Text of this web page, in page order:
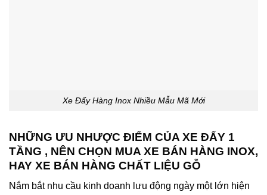
Xe Đẩy Hàng Inox Nhiều Mẫu Mã Mới
NHỮNG ƯU NHƯỢC ĐIỂM CỦA XE ĐẨY 1
TẦNG , NÊN CHỌN MUA XE BÁN HÀNG INOX,
HAY XE BÁN HÀNG CHẤT LIỆU GỖ
Nắm bắt nhu cầu kinh doanh lưu động ngày một lớn hiện